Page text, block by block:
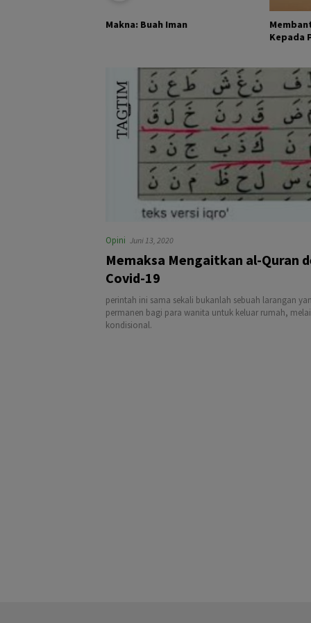
Makna: Buah Iman
Kepada
Opini Juni 13, 2020
Memaksa Mengaitkan al-Quran
Covid-19
perintah ini sama sekali bukanlah sebuah larangan
permanen bagi para wanita untuk keluar rumah,
kondisional.